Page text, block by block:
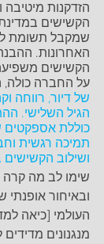
הזדקנות מיטיבה
הקשישים
שמקבל תשומת
האחרונות.
הקשישים
על החברה כולה,
של דיור, רווחה
הגיל השלישי.
כוללת אספקטים
תמיכה רגשית
ושילוב
שימו לב מה קרה
ובאיחור אופנתי
העולמי [כיאה
מנגנונים